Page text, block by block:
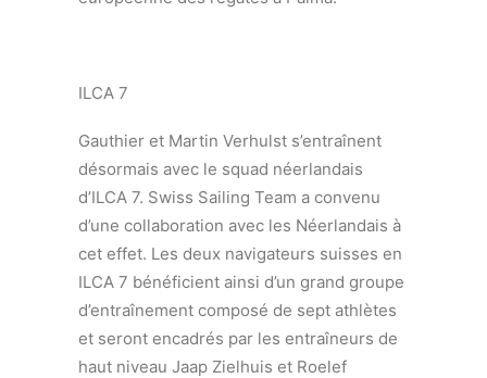
ILCA 7
Gauthier et Martin Verhulst s’entraînent
désormais avec le squad néerlandais
d’ILCA 7. Swiss Sailing Team a convenu
d’une collaboration avec les Néerlandais à
cet effet. Les deux navigateurs suisses en
ILCA 7 bénéficient ainsi d’un grand groupe
d’entraînement composé de sept athlètes
et seront encadrés par les entraîneurs de
haut niveau Jaap Zielhuis et Roelef